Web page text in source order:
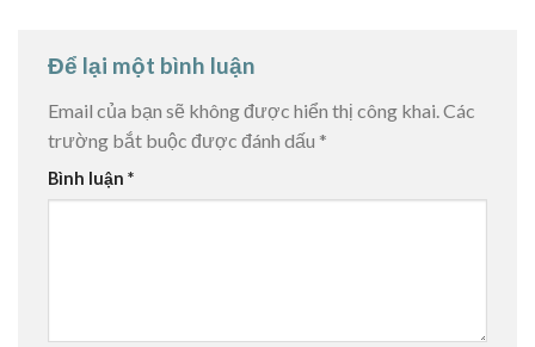
Để lại một bình luận
Email của bạn sẽ không được hiển thị công khai.Các
trường bắt buộc được đánh dấu *
Bình luận *